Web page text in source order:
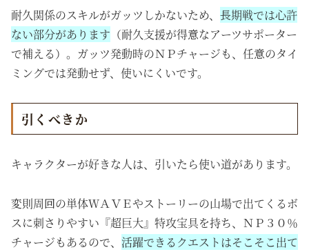
耐久関係のスキルがガッツしかないため、 長期戦では心許
ない部分があります （耐久支援が得意なアーツサポーター
で補える）。ガッツ発動時のＮＰチャージも、任意のタイ
ミングでは発動せず、使いにくいです。
引くべきか
キャラクターが好きな人は、引いたら使い道があります。
変則周回の単体ＷＡＶＥやストーリーの山場で出てくるボ
スに刺さりやすい『超巨大』特攻宝具を持ち、ＮＰ３０％
チャージもあるので、 活躍できるクエストはそこそこ出て